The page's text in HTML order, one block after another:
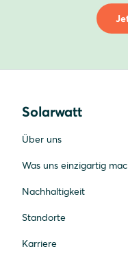
Solarwatt
Über uns
Was uns einzigartig
Nachhaltigkeit
Standorte
Karriere